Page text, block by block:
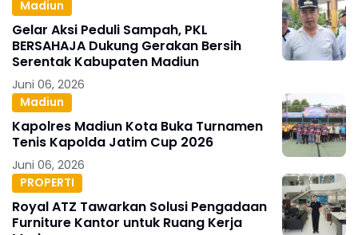
Madiun
Gelar Aksi Peduli Sampah, PKL
BERSAHAJA Dukung Gerakan Bersih
Serentak Kabupaten Madiun
Juni 06, 2026
Madiun
Kapolres Madiun Kota Buka Turnamen
Tenis Kapolda Jatim Cup 2026
Juni 06, 2026
PROPERTI
Royal ATZ Tawarkan Solusi Pengadaan
Furniture Kantor untuk Ruang Kerja